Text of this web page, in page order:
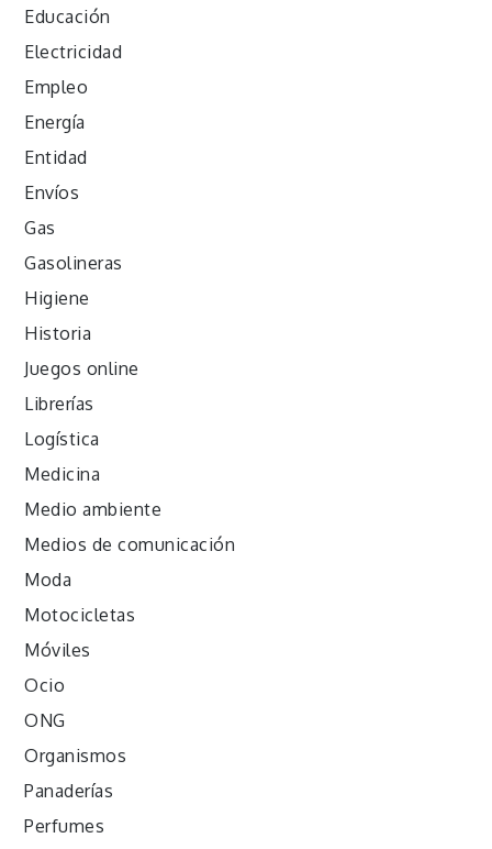
Educación
Electricidad
Empleo
Energía
Entidad
Envíos
Gas
Gasolineras
Higiene
Historia
Juegos online
Librerías
Logística
Medicina
Medio ambiente
Medios de comunicación
Moda
Motocicletas
Móviles
Ocio
ONG
Organismos
Panaderías
Perfumes